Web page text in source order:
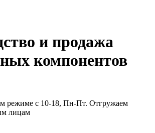
и продажа
компонентов
режиме с 10-18, Пн-Пт. Отгружаем
лицам